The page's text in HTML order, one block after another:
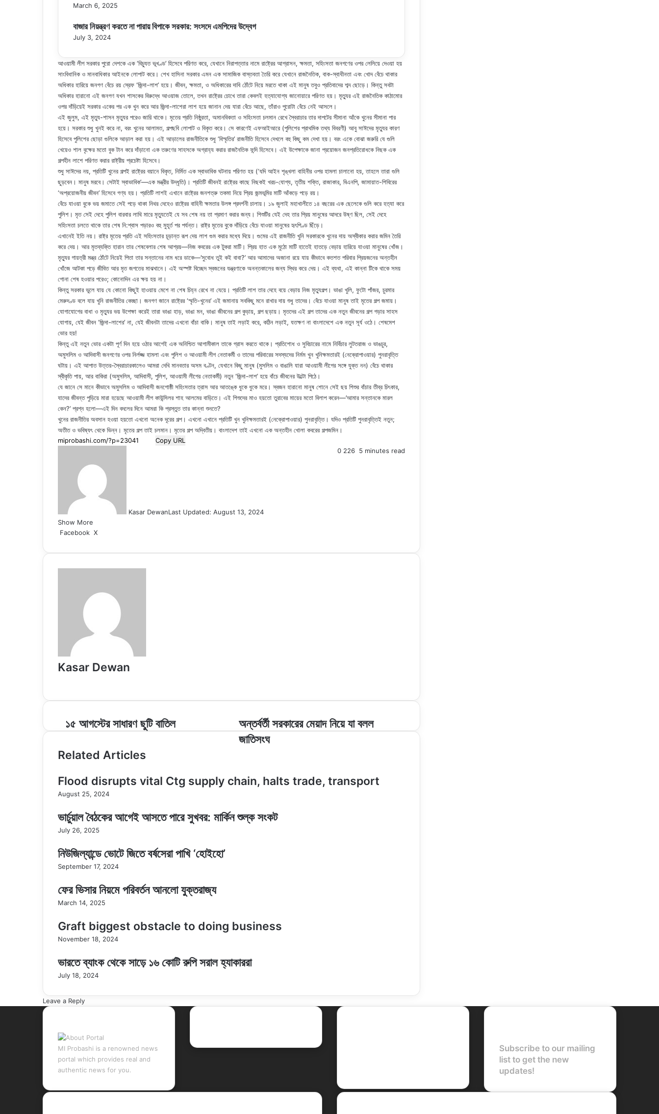
March 6, 2025
বাজার নিয়ন্ত্রণ করতে না পারায় বিপাকে সরকার: সংসদে এমপিদের উদ্বেগ
July 3, 2024
আওয়ামী লীগ সরকার পুরো দেশকে এক ‘বিচ্যুত ভূখণ্ড’ হিসেবে পরিণত করে, যেখানে নিরাপত্তার নামে রাষ্ট্রের আগ্রাসন, ক্ষমতা, সহিংসতা জনগণের ওপর লেলিয়ে দেওয়া হয়
সাংবিধানিক ও মানবাধিকার আইনকে লোপাট করে। শেখ হাসিনা সরকার এমন এক সামাজিক বাস্তবতা তৈরি করে যেখানে রাজনৈতিক, বাক-স্বাধীনতা এবং খোদ বেঁচে থাকার
অধিকার হারিয়ে জনগণ বেঁচে রয় স্রেফ ‘জিন্দা-লাশ’ হয়ে। জীবন, ক্ষমতা, ও অধিকারের দাবি ঠোঁটে নিয়ে মরতে থাকা এই মানুষ তবুও প্রতিবাদের শব্দ ছোড়ে। কিন্তু সবটা
অধিকার হারানো এই জনগণ যখন শাসকের বিরুদ্ধে আওয়াজ তোলে, তখন রাষ্ট্রের চোখে তারা কেবলই হত্যাযোগ্য জানোয়ারে পরিণত হয়। মৃত্যুর এই রাজনৈতিক কাঠামোর
ওপর দাঁড়িয়েই সরকার একের পর এক খুন করে আর জিন্দা-লাশেরা লাশ হয়ে জানান দেয় যারা বেঁচে আছে, তাঁরাও পুরোটা বেঁচে নেই আসলে।
এই জুলুম, এই মৃত্যু-শাসন মৃত্যুর পরেও জারি থাকে। মৃতের প্রতি নিষ্ঠুরতা, অমানবিকতা ও সহিংসতা চলমান রেখে স্বৈরাচার তার দাপটের সীমানা আঁকে খুনের সীমানা পার
হয়ে। সরকার শুধু খুনই করে না, বরং খুনের আলামত, গল্পছবি লোপাট ও বিকৃত করে। সে কারণেই এফআইআরে (পুলিশের প্রাথমিক তথ্য বিবরণী) আবু সাঈদের মৃত্যুর কারণ
হিসেবে পুলিশের ছোড়া গুলিকে আড়াল করা হয়। এই আড়ালের রাজনীতিকে শুধু ‘বিস্মৃতির’ রাজনীতি হিসেবে দেখলে বহু কিছু কম দেখা হয়। বরং একে বোঝা জরুরি যে গুলি
খেয়েও শাল বৃক্ষের মতো বুক টান করে দাঁড়ানো এক তরুণের সাহসকে অগ্রাহ্য করার রাজনৈতিক ফন্দি হিসেবে। এই উপেক্ষাকে জানা প্রয়োজন জনপ্রতিরোধকে নিছক এক
গল্পহীন লাশে পরিণত করার রাষ্ট্রীয় প্রচেষ্টা হিসেবে।
শুধু সাঈদের নয়, প্রতিটি খুনের গল্পই রাষ্ট্রের বয়ানে বিকৃত, নির্মিত এক স্বাভাবিক ঘটনায় পরিণত হয় (‘যদি আইন শৃঙ্খলা বাহিনীর ওপর হামলা চালানো হয়, তাহলে তারা গুলি
ছুড়বেন। মানুষ মরবে। সেটাই স্বাভাবিক’—এক মন্ত্রীর উদ্ধৃতি)। প্রতিটি জীবনই রাষ্ট্রের কাছে নিছকই খরচ-যোগ্য, তৃতীয় শক্তি, রাজাকার, বিএনপি, জামায়াত-শিবিরের
‘অপ্রয়োজনীয় জীবন’ হিসেবে গণ্য হয়। প্রতিটি লাশই এখানে রাষ্ট্রের জনশত্রু তকমা নিয়ে প্রিয় জন্মভূমির মাটি আঁকড়ে পড়ে রয়।
বেঁচে যাওয়া বুকে ভয় জমাতে সেই পড়ে থাকা নিথর দেহেও রাষ্ট্রের বাহিনী ক্ষমতার উলঙ্গ প্রদর্শনী চালায়। ১৯ জুলাই মহাখালীতে ১৪ বছরের এক ছেলেকে গুলি করে হত্যা করে
পুলিশ। মৃত সেই দেহে পুলিশ বারবার লাথি মারে মৃত্যুতেই যে সব শেষ নয় তা প্রমাণ করার জন্য। শিশুটির যেই দেহ তার প্রিয় মানুষের আদরে উষ্ণ ছিল, সেই দেহে
সহিংসতা চলতে থাকে তার শেষ নি:শ্বাস পড়ারও বহু মুহূর্ত পর পর্যন্ত। রাষ্ট্র মৃতের বুকে দাঁড়িয়ে বেঁচে যাওয়া মানুষের হৃৎপিণ্ড ছিঁড়ে।
এখানেই ইতি নয়। রাষ্ট্র মৃতের প্রতি এই সহিংসতার চূড়ান্ত রূপ দেয় লাশ গুম করার মধ্যে দিয়ে। গুমের এই রাজনীতি খুনি সরকারকে খুনের দায় অস্বীকার করার জমিন তৈরি
করে দেয়। আর মৃতব্যক্তি হারান তার শেষবেলার শেষ আশ্রয়—নিজ কবরের এক টুকরা মাটি। প্রিয় হাত এক মুঠো মাটি হাতেই হাতড়ে বেড়ায় হারিয়ে যাওয়া মানুষের খোঁজ।
মৃত্যুর গায়ত্রী মন্ত্র ঠোঁটে নিয়েই পিতা তার সন্তানের নাম ধরে ডাকে—’সুবোধ তুই কই বাবা?’ আর আমাদের অজানা রয়ে যায় কীভাবে কতশত পরিবার প্রিয়জনের অন্তহীন
খোঁজে আটকা পড়ে জীবিত আর মৃত জগতের মাঝখানে। এই অস্পষ্ট বিচ্ছেদ স্বজনের যন্ত্রণাকে অনন্তকালের জন্য স্থির করে দেয়। এই ব্যথা, এই কান্না টিকে থাকে সময়
গোনা শেষ হওয়ার পরেও; কোনোদিন এর ক্ষয় হয় না।
কিন্তু সরকার ভুলে যায় যে কোনো কিছুই হাওয়ায় মেশে না শেষ চিহ্ন রেখে না যেয়ে। প্রতিটি লাশ তার দেহে বয়ে বেড়ায় নিজ মৃত্যুগল্প। ভাঙা খুলি, ফুটো পাঁজর, চুরমার
মেরুদণ্ড বলে যায় খুনি রাজনীতির কেচ্ছা। জনগণ জানে রাষ্ট্রের ‘স্মৃতি-খুনের’ এই জমানায় সবকিছু মনে রাখার দায় শুধু তাদের। বেঁচে যাওয়া মানুষ তাই মৃতের গল্প জমায়।
যোগাযোগের বাধা ও মৃত্যুর ভয় উপেক্ষা করেই তারা ভাঙা হাড়, ভাঙা মন, ভাঙা জীবনের গল্প কুড়ায়, গল্প ছড়ায়। মৃতদের এই গল্প তাদের এক নতুন জীবনের গল্প গড়ার সাহস
যোগায়, যেই জীবন ‘জিন্দা-লাশের’ না, যেই জীবনটা তাদের এখনো বাঁচা বাকি। মানুষ তাই লড়াই করে, কঠিন লড়াই, যতক্ষণ না বাংলাদেশে এক নতুন সূর্য ওঠে। শেষমেশ
ভোর হয়!
কিন্তু এই নতুন ভোর একটা পূর্ণ দিন হয়ে ওঠার আগেই এক অনিশ্চিত আগামীকাল তাকে গ্রাস করতে থাকে। প্রতিশোধ ও সুবিচারের নামে নির্বিচার লুটতরাজ ও ভাঙচুর,
অমুসলিম ও আদিবাসী জনগণের ওপর নির্লজ্জ হামলা এবং পুলিশ ও আওয়ামী লীগ নেতাকর্মী ও তাদের পরিবারের সদস্যদের নির্মম খুন খুনিক্ষমতারই (নেক্রোপাওয়ার) পুনরাবৃত্তি
ঘটায়। এই আপাত উত্তর-স্বৈরাচারকালেও আমরা দেখি মানবতার অসম বণ্টন, যেখানে কিছু মানুষ (মুসলিম ও বাঙালি যারা আওয়ামী লীগের সঙ্গে যুক্ত নন) বেঁচে থাকার
স্বীকৃতি পায়, আর বাকিরা (অমুসলিম, আদিবাসী, পুলিশ, আওয়ামী লীগের নেতাকর্মী) নতুন ‘জিন্দা-লাশ’ হয়ে বাঁচে জীবনের উল্টো পিঠে।
যে জানে সে মানে কীভাবে অমুসলিম ও আদিবাসী জনগোষ্ঠী সহিংসতার ত্রাস আর আতঙ্কে ধুকে ধুকে মরে। স্বজন হারানো মানুষ শোনে সেই ছয় শিশুর বাঁচার তীব্র চিৎকার,
যাদের জীবন্ত পুড়িয়ে মারা হয়েছে আওয়ামী লীগ কাউন্সিলর শাহ আলমের বাড়িতে। এই শিশুদের মাও হয়তো তুরাবের মায়ের মতো বিলাপ করেন—’আমার সন্তানকে মারল
কেন?’ প্রশ্ন হলো—এই দিন বদলের দিনে আমরা কি প্রস্তুত তার কান্না শুনতে?
খুনের রাজনীতির অবসান হওয়া হয়তো এখনো অনেক দূরের গল্প। এখনো এখানে প্রতিটি খুন খুনিক্ষমতারই (নেক্রোপাওয়ার) পুনরাবৃত্তি। যদিও প্রতিটি পুনরাবৃত্তিই নতুন;
অতীত ও ভবিষ্যৎ থেকে ভিন্ন। মৃতের গল্প তাই চলমান। মৃতের গল্প অদ্বিতীয়। বাংলাদেশ তাই এখনো এক অন্তহীন খোলা কবরের গল্পজমিন।
Copy URL
Kasar DewanLast Updated: August 13, 2024
0 226 5 minutes read
Show More
Facebook X
Email
Kasar Dewan
১৫
আগস্টের
ছুটি
বাতিল
১৫ আগস্টের সাধারণ ছুটি বাতিল
অন্তর্বর্তী
সরকারের
মেয়াদ
জাতিসংঘ
অন্তর্বর্তী সরকারের মেয়াদ নিয়ে যা বলল
জাতিসংঘ
Related Articles
Flood disrupts vital Ctg supply chain, halts trade, transport
August 25, 2024
ভার্চুয়াল বৈঠকের আগেই আসতে পারে সুখবর: মার্কিন শুল্ক সংকট
July 26, 2025
নিউজিল্যান্ডে ভোটে জিতে বর্ষসেরা পাখি ‘হোইহো’
September 17, 2024
ফের ভিসার নিয়মে পরিবর্তন আনলো যুক্তরাজ্য
March 14, 2025
Graft biggest obstacle to doing business
November 18, 2024
ভারতে ব্যাংক থেকে সাড়ে ১৬ কোটি রুপি সরাল হ্যাকাররা
July 18, 2024
Leave a Reply
MI Probashi is a renowned news
portal which provides real and
authentic news for you.
Subscribe to our mailing
list to get the new
updates!